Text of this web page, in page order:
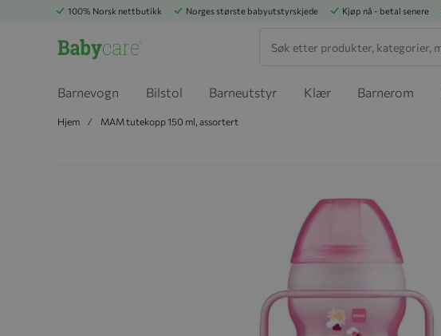
100% Norsk nettbutikk Norges største babyutstyrskjede Kjøp nå - betal senere
Barnevogn Bilstol Barneutstyr Klær Barnerom
Hjem MAM tutekopp 150 ml, assortert